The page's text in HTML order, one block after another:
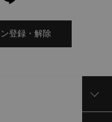
登録・解除